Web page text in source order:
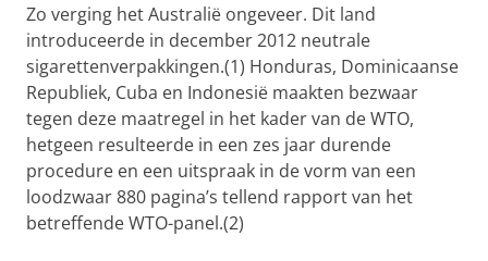
Zo verging het Australië ongeveer. Dit land
introduceerde in december 2012 neutrale
sigarettenverpakkingen.(1) Honduras, Dominicaanse
Republiek, Cuba en Indonesië maakten bezwaar
tegen deze maatregel in het kader van de WTO,
hetgeen resulteerde in een zes jaar durende
procedure en een uitspraak in de vorm van een
loodzwaar 880 pagina’s tellend rapport van het
betreffende WTO-panel.(2)